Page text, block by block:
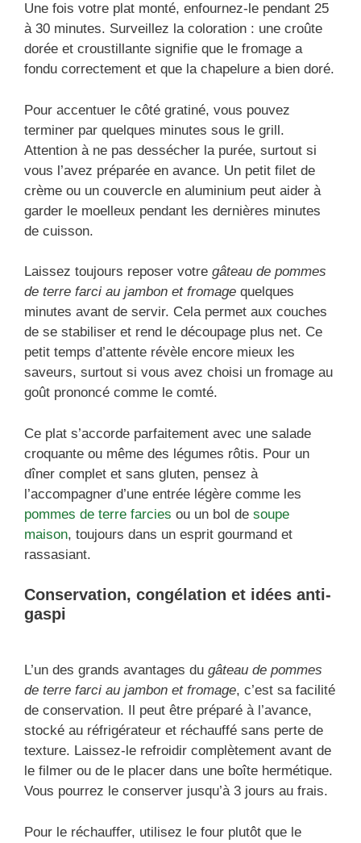
Une fois votre plat monté, enfournez-le pendant 25
à 30 minutes. Surveillez la coloration : une croûte
dorée et croustillante signifie que le fromage a
fondu correctement et que la chapelure a bien doré.
Pour accentuer le côté gratiné, vous pouvez
terminer par quelques minutes sous le grill.
Attention à ne pas dessécher la purée, surtout si
vous l’avez préparée en avance. Un petit filet de
crème ou un couvercle en aluminium peut aider à
garder le moelleux pendant les dernières minutes
de cuisson.
Laissez toujours reposer votre gâteau de pommes
de terre farci au jambon et fromage quelques
minutes avant de servir. Cela permet aux couches
de se stabiliser et rend le découpage plus net. Ce
petit temps d’attente révèle encore mieux les
saveurs, surtout si vous avez choisi un fromage au
goût prononcé comme le comté.
Ce plat s’accorde parfaitement avec une salade
croquante ou même des légumes rôtis. Pour un
dîner complet et sans gluten, pensez à
l’accompagner d’une entrée légère comme les
pommes de terre farcies ou un bol de soupe
maison, toujours dans un esprit gourmand et
rassasiant.
Conservation, congélation et idées anti-
gaspi
L’un des grands avantages du gâteau de pommes
de terre farci au jambon et fromage, c’est sa facilité
de conservation. Il peut être préparé à l’avance,
stocké au réfrigérateur et réchauffé sans perte de
texture. Laissez-le refroidir complètement avant de
le filmer ou de le placer dans une boîte hermétique.
Vous pourrez le conserver jusqu’à 3 jours au frais.
Pour le réchauffer, utilisez le four plutôt que le